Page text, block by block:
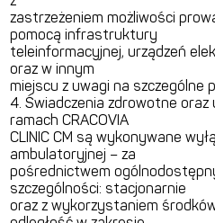
zastrzeżeniem możliwości
pomocą infrastruktury
teleinformacyjnej, urządzeń
oraz w innym
miejscu z uwagi na szczególne
4. Świadczenia zdrowotne oraz
ramach CRACOVIA
CLINIC CM są wykonywane
ambulatoryjnej – za
pośrednictwem
szczególności: stacjonarnie
oraz z wykorzystaniem